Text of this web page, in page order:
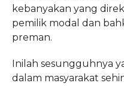
kebanyakan yang
pemilik modal dan
preman.
Inilah sesungguhnya
dalam masyarakat